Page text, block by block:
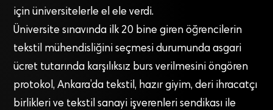
için üniversitelerle el ele verdi.
Üniversite sınavında ilk 20 bine giren öğrencilerin
tekstil mühendisliğini seçmesi durumunda asgari
ücret tutarında karşılıksız burs verilmesini öngören
protokol, Ankara’da tekstil, hazır giyim, deri ihracatçı
birlikleri ve tekstil sanayi işverenleri sendikası ile